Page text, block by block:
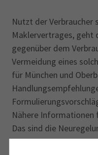
Nutzt der Verbraucher
Maklervertrages, geht
gegenüber dem
Vermeidung eines
für München und
Nähere Informationen
Das sind die